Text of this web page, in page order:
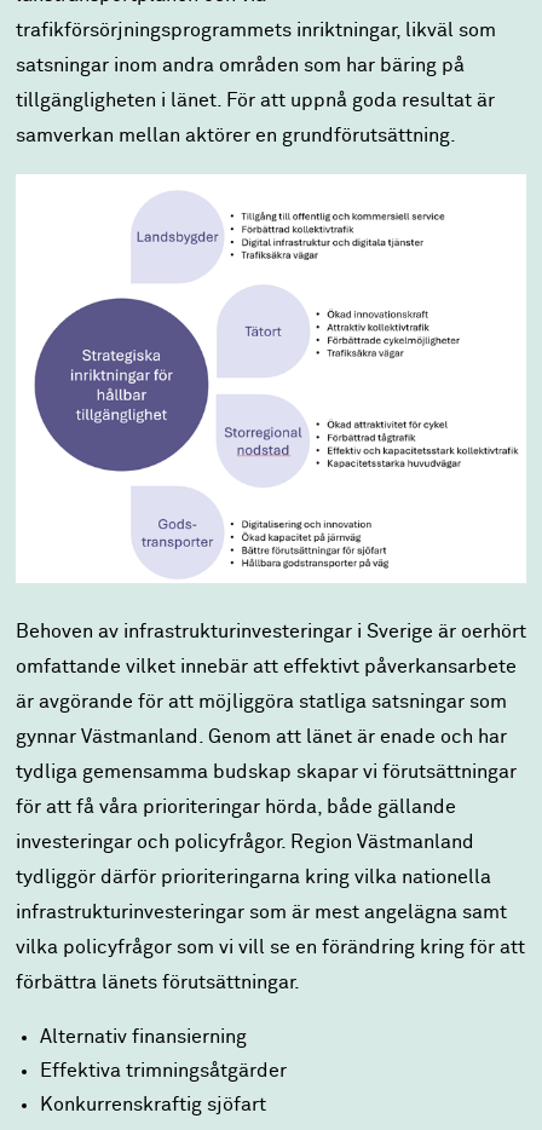
trafikförsörjningsprogrammets inriktningar, likväl som
satsningar inom andra områden som har bäring på
tillgängligheten i länet. För att uppnå goda resultat är
samverkan mellan aktörer en grundförutsättning.
Behoven av infrastrukturinvesteringar i Sverige är oerhört
omfattande vilket innebär att effektivt påverkansarbete
är avgörande för att möjliggöra statliga satsningar som
gynnar Västmanland. Genom att länet är enade och har
tydliga gemensamma budskap skapar vi förutsättningar
för att få våra prioriteringar hörda, både gällande
investeringar och policyfrågor. Region Västmanland
tydliggör därför prioriteringarna kring vilka nationella
infrastrukturinvesteringar som är mest angelägna samt
vilka policyfrågor som vi vill se en förändring kring för att
förbättra länets förutsättningar.
Alternativ finansierning
Effektiva trimningsåtgärder
Konkurrenskraftig sjöfart